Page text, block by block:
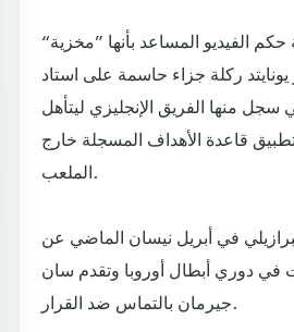
الفيديو المساعد بأنها ”مخزية“
ركلة جزاء حاسمة على استاد
منها الفريق الإنجليزي ليتأهل
تطبيق قاعدة الأهداف المسجلة خارج
الملعب.
في أبريل نيسان الماضي عن
في دوري أبطال أوروبا وتقدم سان
جيرمان بالتماس ضد القرار.